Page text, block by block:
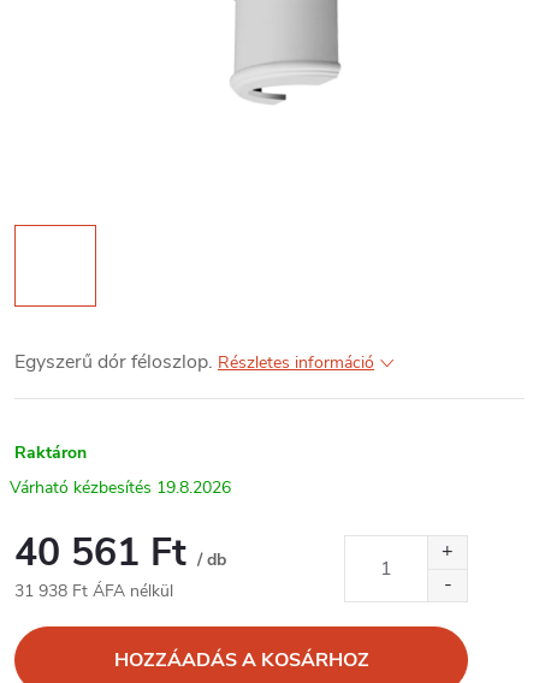
Egyszerű dór féloszlop. Részletes információ
Raktáron
19.8.2026
40 561 Ft / db
31 938 Ft ÁFA nélkül
HOZZÁADÁS A KOSÁRHOZ